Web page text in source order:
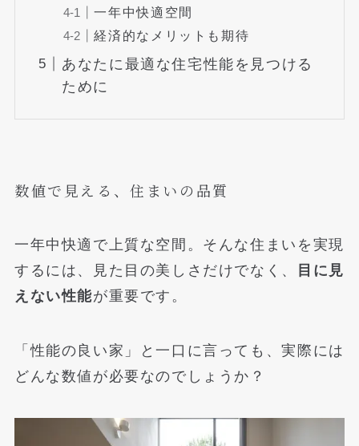
一年中快適空間
経済的なメリットも期待
あなたに最適な住宅性能を見つける
ために
数値で見える、住まいの品質
一年中快適で上質な空間。そんな住まいを実現
するには、見た目の美しさだけでなく、
目に見
えない性能が重要です。
「性能の良い家」と一口に言っても、実際には
どんな数値が必要なのでしょうか？